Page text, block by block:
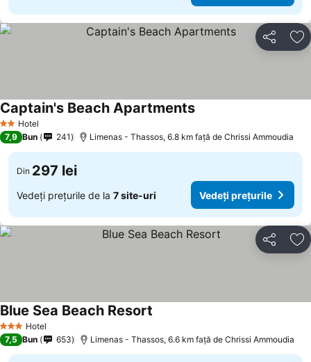
Distribuiți
2 SteleHotel
Captain's Beach Apartments
7,9 Bun 241 Limenas - Thassos, 6.8 km faţă de Chrissi Ammoudia
Din 297 lei
Vedeți prețurile de la 7 site-uri Vedeți prețurile
Distribuiți
3 SteleHotel
Blue Sea Beach Resort
7,5 Bun 653 Limenas - Thassos, 6.6 km faţă de Chrissi Ammoudia